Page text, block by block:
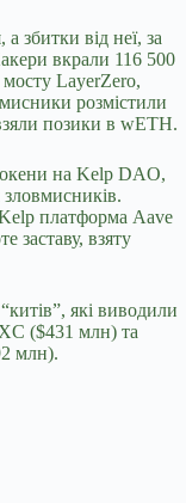
збитки від неї, за
вкрали 116 500
LayerZero,
розмістили
позики в wETH.
на Kelp DAO,
Kelp платформа Aave
заставу, взяту
які виводили
($431 млн) та
млн).